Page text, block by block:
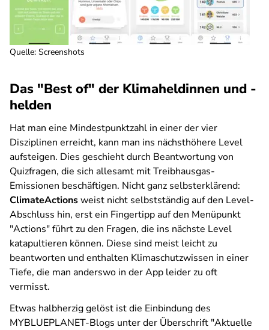
Quelle: Screenshots
Das "Best of" der Klimaheldinnen und -
helden
Hat man eine Mindestpunktzahl in einer der vier
Disziplinen erreicht, kann man ins nächsthöhere Level
aufsteigen. Dies geschieht durch Beantwortung von
Quizfragen, die sich allesamt mit Treibhausgas-
Emissionen beschäftigen. Nicht ganz selbsterklärend:
ClimateActionsweist nicht selbstständig auf den Level-
Abschluss hin, erst ein Fingertipp auf den Menüpunkt
"Actions" führt zu den Fragen, die ins nächste Level
katapultieren können. Diese sind meist leicht zu
beantworten und enthalten Klimaschutzwissen in einer
Tiefe, die man anderswo in der App leider zu oft
vermisst.
Etwas halbherzig gelöst ist die Einbindung des
MYBLUEPLANET-Blogs unter der Überschrift "Aktuelle